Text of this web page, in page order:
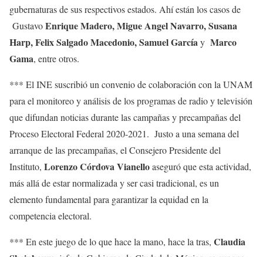
gubernaturas de sus respectivos estados. Ahí están los casos de
GustavoEnrique Madero, Migue Angel Navarro, Susana
Harp, Felix Salgado Macedonio, Samuel Garcíay Marco
Gama, entre otros.
*** El INE suscribió un convenio de colaboración con la UNAM
para el monitoreo y análisis de los programas de radio y televisión
que difundan noticias durante las campañas y precampañas del
Proceso Electoral Federal 2020-2021. Justo a una semana del
arranque de las precampañas, el Consejero Presidente del
Instituto, Lorenzo Córdova Vianelloaseguró que esta actividad,
más allá de estar normalizada y ser casi tradicional, es un
elemento fundamental para garantizar la equidad en la
competencia electoral.
*** En este juego de lo que hace la mano, hace la tras, Claudia